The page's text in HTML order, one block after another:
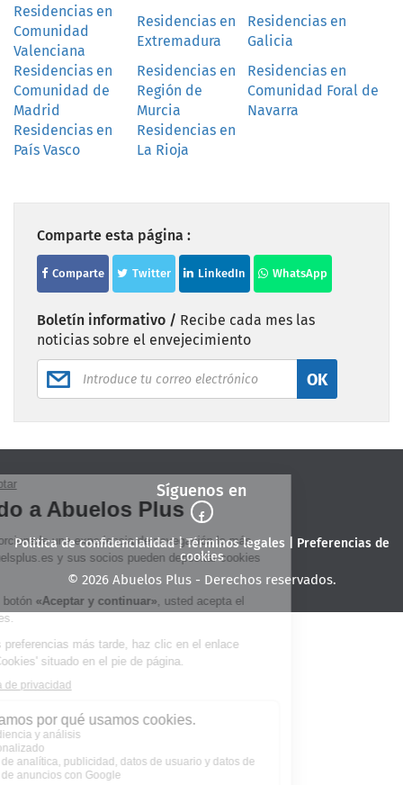
Residencias en
Comunidad
Valenciana
Residencias en
Extremadura
Residencias en
Galicia
Residencias en
Comunidad de
Madrid
Residencias en
Región de
Murcia
Residencias en
Comunidad Foral de
Navarra
Residencias en
País Vasco
Residencias en
La Rioja
Comparte esta página :
Comparte Twitter LinkedIn WhatsApp
Boletín informativo / Recibe cada mes las
noticias sobre el envejecimiento
OK
Síguenos en
Politica de confidencialidad|Términos legales| Preferencias de
cookies
© 2026 Abuelos Plus - Derechos reservados.